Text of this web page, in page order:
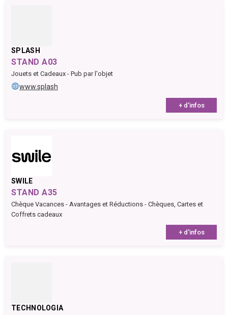
SPLASH
STAND A03
Jouets et Cadeaux - Pub par l'objet
www.splash
+ d'infos
SWILE
STAND A35
Chèque Vacances - Avantages et Réductions - Chèques, Cartes et
Coffrets cadeaux
+ d'infos
TECHNOLOGIA